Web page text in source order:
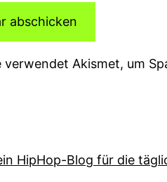
verwendet Akismet, um
HipHop-Blog für die